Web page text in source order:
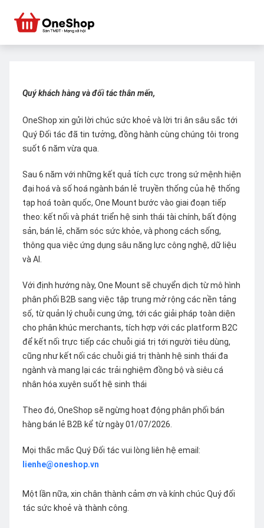
Quý khách hàng và đối tác thân mến,
OneShop xin gửi lời chúc sức khoẻ và lời tri ân sâu sắc tới
Quý Đối tác đã tin tưởng, đồng hành cùng chúng tôi trong
suốt 6 năm vừa qua.
Sau 6 năm với những kết quả tích cực trong sứ mệnh hiện
đại hoá và số hoá ngành bán lẻ truyền thống của hệ thống
tạp hoá toàn quốc, One Mount bước vào giai đoạn tiếp
theo: kết nối và phát triển hệ sinh thái tài chính, bất động
sản, bán lẻ, chăm sóc sức khỏe, và phong cách sống,
thông qua việc ứng dụng sâu năng lực công nghệ, dữ liệu
và AI.
Với định hướng này, One Mount sẽ chuyển dịch từ mô hình
phân phối B2B sang việc tập trung mở rộng các nền tảng
số, từ quản lý chuỗi cung ứng, tới các giải pháp toàn diện
cho phân khúc merchants, tích hợp với các platform B2C
để kết nối trực tiếp các chuỗi giá trị tới người tiêu dùng,
cũng như kết nối các chuỗi giá trị thành hệ sinh thái đa
ngành và mang lại các trải nghiệm đồng bộ và siêu cá
nhân hóa xuyên suốt hệ sinh thái
Theo đó, OneShop sẽ ngừng hoạt động phân phối bán
hàng bán lẻ B2B kể từ ngày 01/07/2026.
Mọi thắc mắc Quý Đối tác vui lòng liên hệ email:
lienhe@oneshop.vn
Một lần nữa, xin chân thành cảm ơn và kính chúc Quý đối
tác sức khoẻ và thành công.